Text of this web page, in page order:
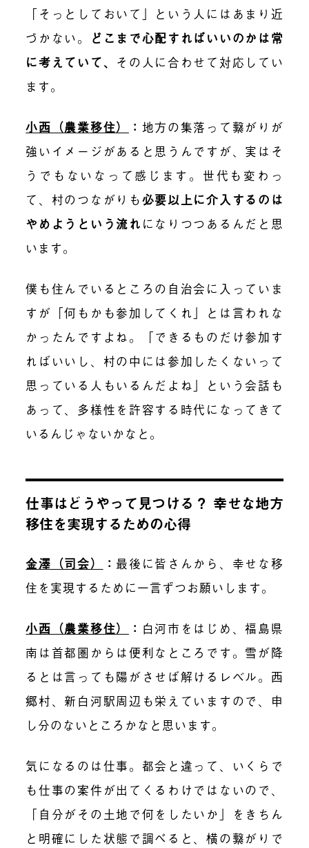
「そっとしておいて」という人にはあまり近
づかない。
どこまで心配すればいいのかは常
に考えていて、 その人に合わせて対応し てい
ます。
小西（農業移住） ： 地方の集落って繋がりが
強いイメージがあると思うんですが、実はそ
うでもな いなって感じます。 世代も変わっ
て、村のつながりも必要以上に介入するのは
やめようという流れ になりつつあ るんだと思
います。
僕も住んでいるところの自治会に入っていま
すが「何もかも参加してくれ」とは言われな
かったんですよね。「できるものだけ参加す
ればいいし、村の中には参加したくないって
思っている人もいるんだよね」という会話も
あって、多様性を許容する時代になってきて
いるんじゃないかなと。
仕事はどうやって見つける？ 幸せな地方
移住を実現するための心得
金澤（司会） ： 最後に皆さんから、幸せな移
住を実現するために一言ずつお願いします。
小西（農業移住） ： 白河市 をはじめ、福島県
南は首都圏からは便利なところです。雪が降
るとは言っても陽がさせば解けるレベル。西
郷村、新白河駅周辺も栄えていますので、申
し分のないところかなと思います。
気になるのは仕事。都会と違って、いくらで
も仕事の案件が出てくるわけではないので、
「 自分がその土地で何をしたいか」をきちん
と明確にした状態で調べると、横の繋がりで